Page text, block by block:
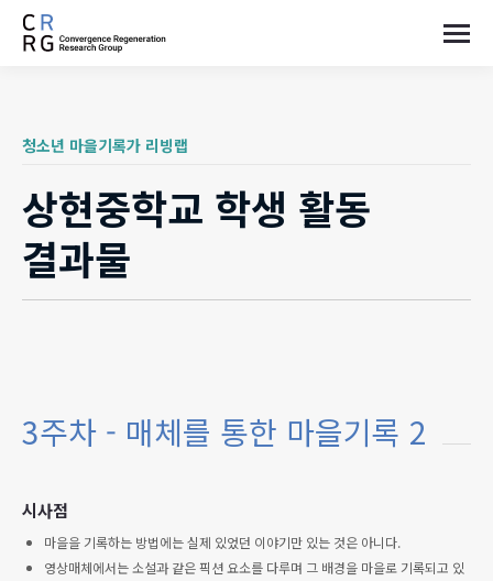
청소년 마을기록가 리빙랩
상현중학교 학생 활동
결과물
3주차 - 매체를 통한 마을기록 2
시사점
마을을 기록하는 방법에는 실제 있었던 이야기만 있는 것은 아니다.
영상매체에서는 소설과 같은 픽션 요소를 다루며 그 배경을 마을로 기록되고 있